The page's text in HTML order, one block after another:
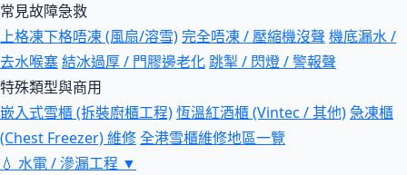
常見故障急救
上格凍下格唔凍 (風扇/溶雪)完全唔凍 / 壓縮機沒聲 機底漏水 /
去水喉塞結冰過厚 / 門膠邊老化跳掣 / 閃燈 / 警報聲
特殊類型與商用
嵌入式雪櫃 (拆裝廚櫃工程)恆溫紅酒櫃 (Vintec / 其他)急凍櫃
(Chest Freezer) 維修全港雪櫃維修地區一覽
💧 水電 / 滲漏工程 ▼